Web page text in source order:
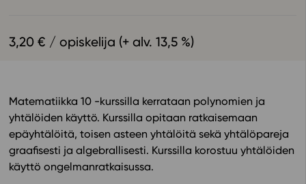
Ohjevideot
Tietoa meistä
Eettiset periaatteet tekoälyn käyttöön
Tilaa uutiskirje
Ota yhteyttä
3,20 € / opiskelija (+ alv. 13,5 %)
Matematiikka 10 -kurssilla kerrataan polynomien ja
yhtälöiden käyttö. Kurssilla opitaan ratkaisemaan
epäyhtälöitä, toisen asteen yhtälöitä sekä yhtälöpareja
graafisesti ja algebrallisesti. Kurssilla korostuu yhtälöiden
käyttö ongelmanratkaisussa.